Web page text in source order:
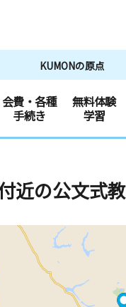
KUMONの原点
会費・各種
手続き
無料体験
学習
近の公文式